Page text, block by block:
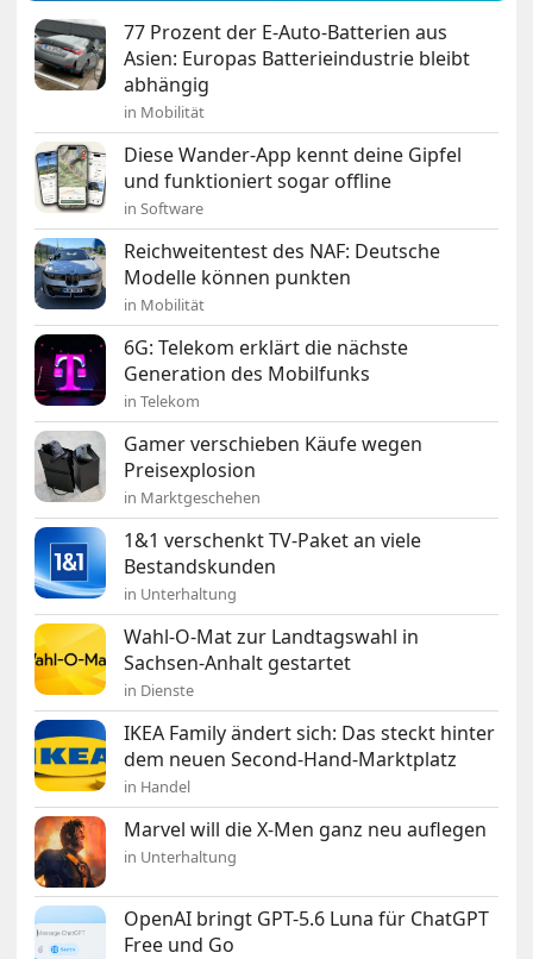
77 Prozent der E-Auto-Batterien aus
Asien: Europas Batterieindustrie bleibt
abhängig
in Mobilität
Diese Wander-App kennt deine Gipfel
und funktioniert sogar offline
in Software
Reichweitentest des NAF: Deutsche
Modelle können punkten
in Mobilität
6G: Telekom erklärt die nächste
Generation des Mobilfunks
in Telekom
Gamer verschieben Käufe wegen
Preisexplosion
in Marktgeschehen
1&1 verschenkt TV-Paket an viele
Bestandskunden
in Unterhaltung
Wahl-O-Mat zur Landtagswahl in
Sachsen-Anhalt gestartet
in Dienste
IKEA Family ändert sich: Das steckt hinter
dem neuen Second-Hand-Marktplatz
in Handel
Marvel will die X-Men ganz neu auflegen
in Unterhaltung
OpenAI bringt GPT-5.6 Luna für ChatGPT
Free und Go